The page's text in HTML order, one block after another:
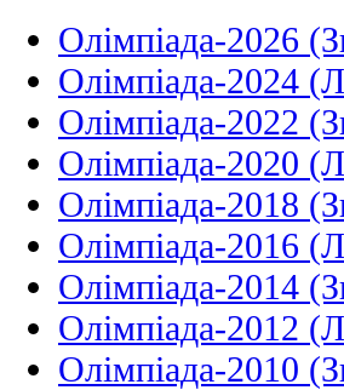
Олімпіада-2026
Олімпіада-2024
Олімпіада-2022
Олімпіада-2020
Олімпіада-2018
Олімпіада-2016
Олімпіада-2014
Олімпіада-2012
Олімпіада-2010